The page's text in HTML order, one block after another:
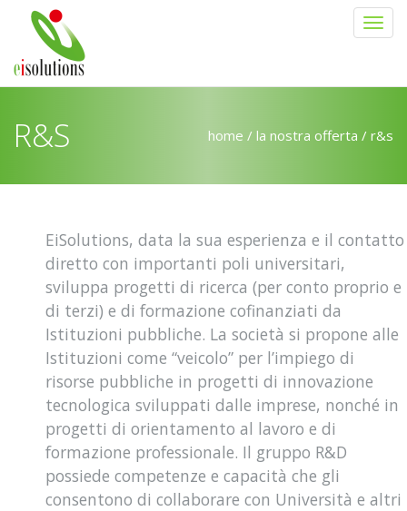
Salta al contenuto principale
R&S home / la nostra offerta / r&s
EiSolutions, data la sua esperienza e il contatto
diretto con importanti poli universitari,
sviluppa progetti di ricerca (per conto proprio e
di terzi) e di formazione cofinanziati da
Istituzioni pubbliche. La società si propone alle
Istituzioni come “veicolo” per l’impiego di
risorse pubbliche in progetti di innovazione
tecnologica sviluppati dalle imprese, nonché in
progetti di orientamento al lavoro e di
formazione professionale. Il gruppo R&D
possiede competenze e capacità che gli
consentono di collaborare con Università e altri